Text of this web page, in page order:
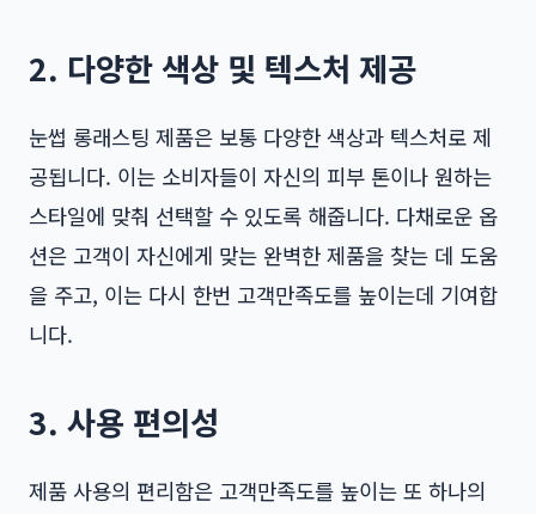
2. 다양한 색상 및 텍스처 제공
눈썹 롱래스팅 제품은 보통 다양한 색상과 텍스처로 제
공됩니다. 이는 소비자들이 자신의 피부 톤이나 원하는
스타일에 맞춰 선택할 수 있도록 해줍니다. 다채로운 옵
션은 고객이 자신에게 맞는 완벽한 제품을 찾는 데 도움
을 주고, 이는 다시 한번 고객만족도를 높이는데 기여합
니다.
3. 사용 편의성
제품 사용의 편리함은 고객만족도를 높이는 또 하나의